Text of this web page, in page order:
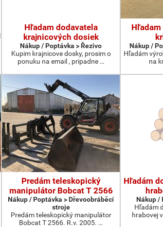
Hľadam dodavatela
krajnicových dosiek
Nákup / Poptávka > Řezivo
Kupim krajnicove dosky, prosim o
ponuku na email , pripadne …
Nákup /
Hľadám
na
Predám teleskopický
manipulátor Bobcat T 2566
Nákup / Poptávka > Dřevoobráběcí
stroje
Predám teleskopický manipulátor
Bobcat T 2566. R.v. 2005. …
Hľadám
Nákup /
Hľadám
hrabovej